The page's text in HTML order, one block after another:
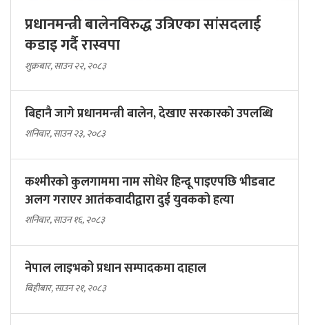
प्रधानमन्त्री बालेनविरुद्ध उत्रिएका सांसदलाई
कडाइ गर्दै रास्वपा
शुक्रबार, साउन २२, २०८३
बिहानै जागे प्रधानमन्त्री बालेन, देखाए सरकारकाे उपलब्धि
शनिबार, साउन २३, २०८३
कश्मीरको कुलगाममा नाम सोधेर हिन्दू पाइएपछि भीडबाट
अलग गराएर आतंकवादीद्वारा दुई युवकको हत्या
शनिबार, साउन १६, २०८३
नेपाल लाइभको प्रधान सम्पादकमा दाहाल
बिहीबार, साउन २१, २०८३